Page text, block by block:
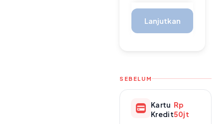
Lanjutkan
SEBELUM
Kartu
Kredit
Rp
50jt